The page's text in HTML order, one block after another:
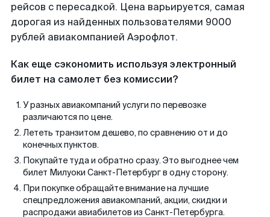
рейсов с пересадкой. Цена варьируется, самая
дорогая из найденных пользователями 9000
рублей авиакомпанией Аэрофлот.
Как еще сэкономить используя электронный
билет на самолет без комиссии?
У разных авиакомпаний услуги по перевозке
различаются по цене.
Лететь транзитом дешево, по сравнению от и до
конечных пунктов.
Покупайте туда и обратно сразу. Это выгоднее чем
билет Милуоки Санкт-Петербург в одну сторону.
При покупке обращайте внимание на лучшие
спецпредложения авиакомпаний, акции, скидки и
распродажи авиабилетов из Санкт-Петербурга.